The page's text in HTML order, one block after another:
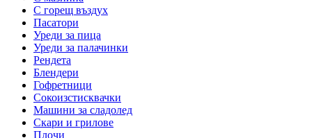
С горещ въздух
Пасатори
Уреди за пица
Уреди за палачинки
Рендета
Блендери
Гофретници
Сокоизстисквачки
Машини за сладолед
Скари и грилове
Плочи